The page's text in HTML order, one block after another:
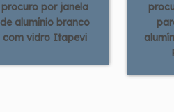
procuro por janela
de alumínio branco
com vidro Itapevi